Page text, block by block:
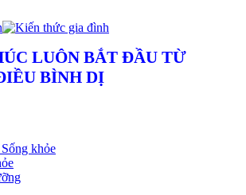
LUÔN BẮT ĐẦU TỪ
BÌNH DỊ
khỏe